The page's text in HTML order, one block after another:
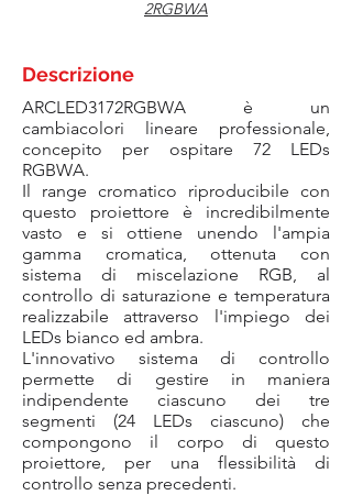
2RGBWA
Descrizione
ARCLED3172RGBWA è un
cambiacolori lineare professionale,
concepito per ospitare 72 LEDs
RGBWA.
Il range cromatico riproducibile con
questo proiettore è incredibilmente
vasto e si ottiene unendo l'ampia
gamma cromatica, ottenuta con
sistema di miscelazione RGB, al
controllo di saturazione e temperatura
realizzabile attraverso l'impiego dei
LEDs bianco ed ambra.
L'innovativo sistema di controllo
permette di gestire in maniera
indipendente ciascuno dei tre
segmenti (24 LEDs ciascuno) che
compongono il corpo di questo
proiettore, per una flessibilità di
controllo senza precedenti.